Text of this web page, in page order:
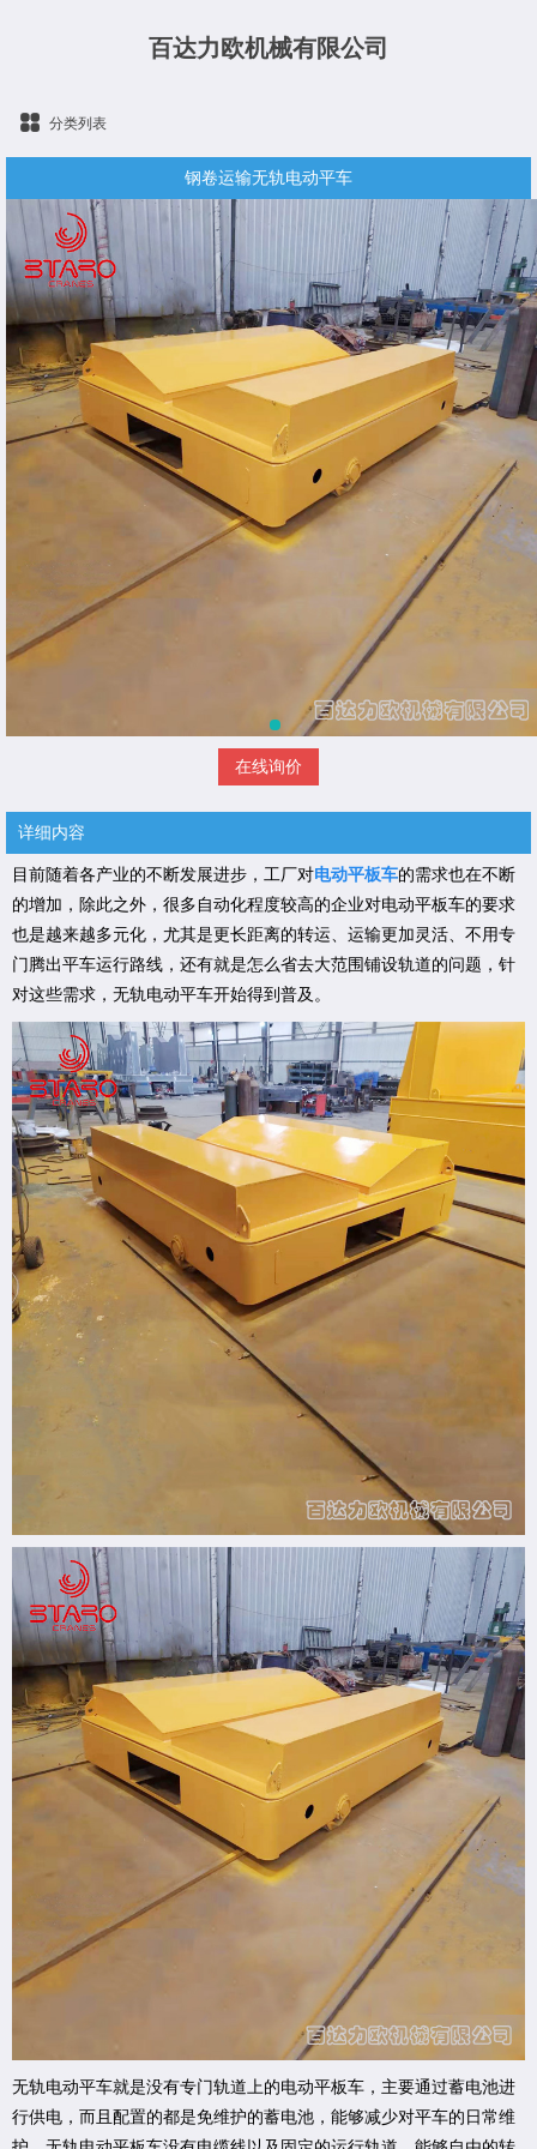
百达力欧机械有限公司
分类列表
钢卷运输无轨电动平车
在线询价
详细内容
目前随着各产业的不断发展进步，工厂对电动平板车的需求也在不断
的增加，除此之外，很多自动化程度较高的企业对电动平板车的要求
也是越来越多元化，尤其是更长距离的转运、运输更加灵活、不用专
门腾出平车运行路线，还有就是怎么省去大范围铺设轨道的问题，针
对这些需求，无轨电动平车开始得到普及。
无轨电动平车就是没有专门轨道上的电动平板车，主要通过蓄电池进
行供电，而且配置的都是免维护的蓄电池，能够减少对平车的日常维